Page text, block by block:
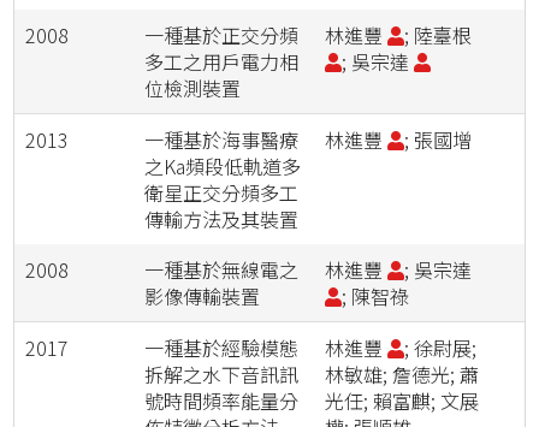
2008
一種基於正交分頻
多工之用戶電力相
位檢測裝置
林進豐
; 陸臺根
; 吳宗達
2013
一種基於海事醫療
之Ka頻段低軌道多
衛星正交分頻多工
傳輸方法及其裝置
林進豐 ; 張國增
2008
一種基於無線電之
影像傳輸裝置
林進豐
; 吳宗達
; 陳智祿
2017
一種基於經驗模態
拆解之水下音訊訊
號時間頻率能量分
林進豐
; 徐尉展;
林敏雄; 詹德光; 蕭
光任; 賴富麒; 文展